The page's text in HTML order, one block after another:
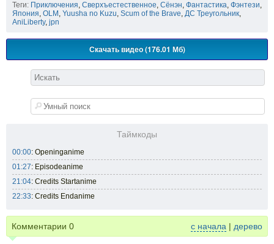
Теги: Приключения, Сверхъестественное, Сёнэн, Фантастика, Фэнтези,
Япония, OLM , Yuusha no Kuzu, Scum of the Brave, ДС Треугольник,
AniLiberty, jpn
Скачать видео (176.01 Мб)
Таймкоды
00:00: Openinganime
01:27: Episodeanime
21:04: Credits Startanime
22:33: Credits Endanime
Комментарии 0 с начала | дерево